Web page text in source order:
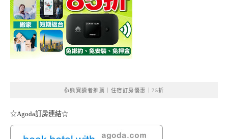
👍熊寶讀者推薦｜住宿訂房優惠｜75折
☆Agoda訂房連結☆